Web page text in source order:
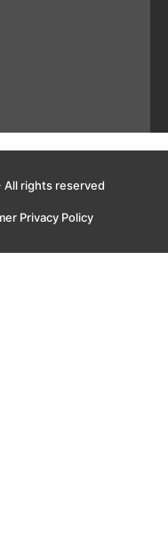
All rights reserved
Privacy Policy